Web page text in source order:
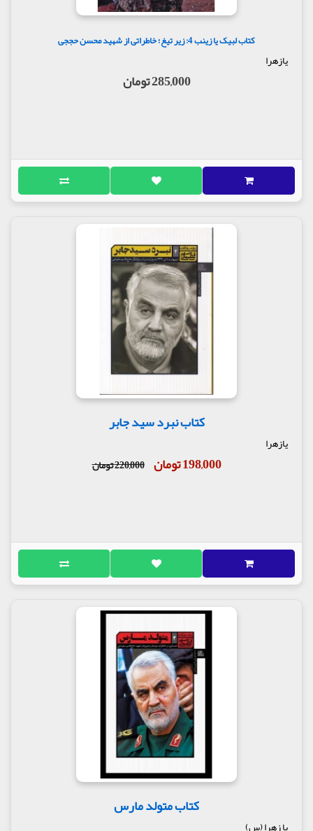
کتاب لبیک یا زینب 4: زیر تیغ؛ خاطراتی از شهید محسن حججی
یازهرا
285,000 تومان
کتاب نبرد سید جابر
یازهرا
198,000 تومان 220,000 تومان
کتاب متولد مارس
یا زهرا (س)